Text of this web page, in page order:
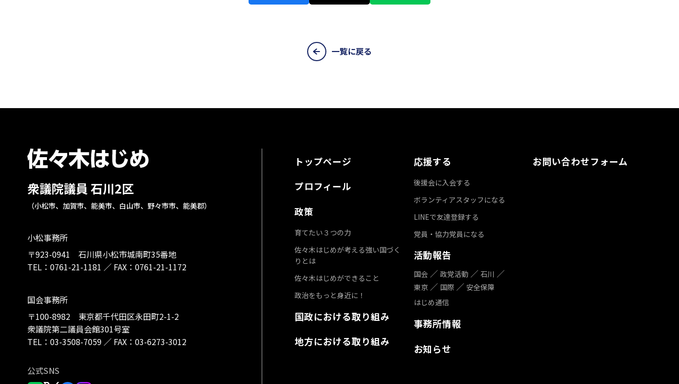
一覧に戻る
衆議院議員 石川2区
（小松市、加賀市、能美市、白山市、野々市市、能美郡）
小松事務所
〒923-0941 石川県小松市城南町35番地
TEL： 0761-21-1181 ／ FAX：0761-21-1172
国会事務所
〒100-8982 東京都千代田区永田町2-1-2
衆議院第二議員会館301号室
TEL： 03-3508-7059／ FAX：03-6273-3012
公式SNS
トップページ
プロフィール
政策
育てたい３つの力
佐々木はじめが考える強い国づく
りとは
佐々木はじめができること
政治をもっと身近に！
国政における取り組み
地方における取り組み
応援する
後援会に入会する
ボランティアスタッフになる
LINEで友達登録する
党員・協力党員になる
活動報告
国会 政党活動
石川
東京
国際
安全保障
はじめ通信
事務所情報
お知らせ
お問い合わせフォーム